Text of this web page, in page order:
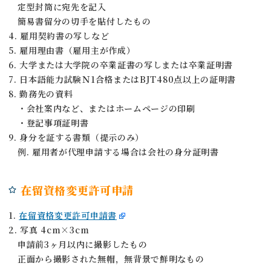
定型封筒に宛先を記入
簡易書留分の切手を貼付したもの
4. 雇用契約書の写しなど
5. 雇用理由書（雇用主が作成）
6. 大学または大学院の卒業証書の写しまたは卒業証明書
7. 日本語能力試験Ｎ1合格またはBJT480点以上の証明書
8. 勤務先の資料
・会社案内など、またはホームページの印刷
・登記事項証明書
9. 身分を証する書類（提示のみ）
例. 雇用者が代理申請する場合は会社の身分証明書
在留資格変更許可申請
1.在留資格変更許可申請書
2. 写真 4cm×3cm
申請前3ヶ月以内に撮影したもの
正面から撮影された無帽，無背景で鮮明なもの